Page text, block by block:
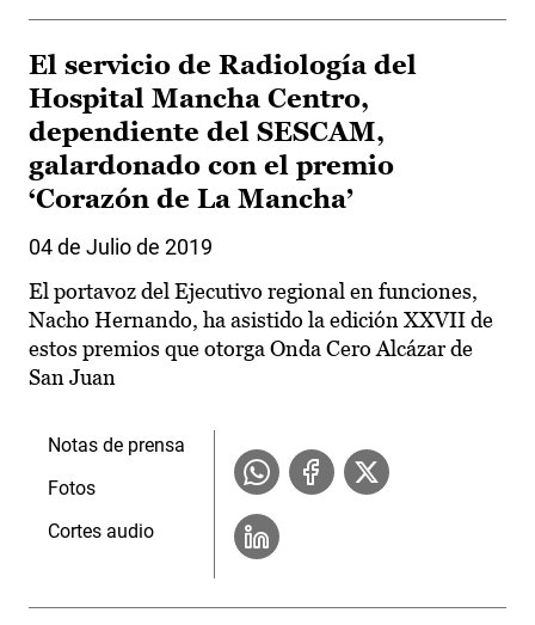
El servicio de Radiología del
Hospital Mancha Centro,
dependiente del SESCAM,
galardonado con el premio
‘Corazón de La Mancha’
04 de Julio de 2019
El portavoz del Ejecutivo regional en funciones,
Nacho Hernando, ha asistido la edición XXVII de
estos premios que otorga Onda Cero Alcázar de
San Juan
Notas de prensa
Fotos
Cortes audio